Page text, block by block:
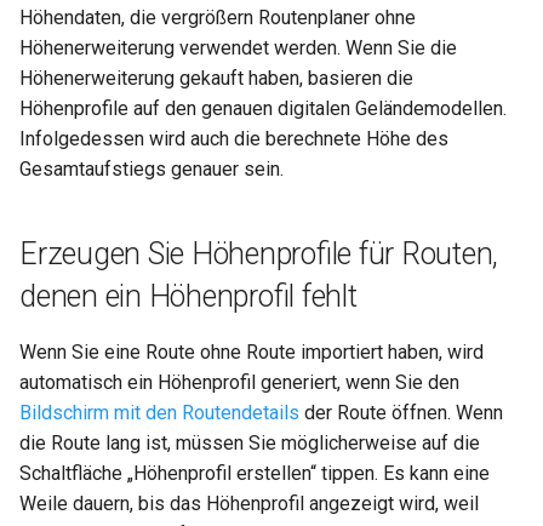
Höhendaten, die vergrößern Routenplaner ohne
Höhenerweiterung verwendet werden. Wenn Sie die
Höhenerweiterung gekauft haben, basieren die
Höhenprofile auf den genauen digitalen Geländemodellen.
Infolgedessen wird auch die berechnete Höhe des
Gesamtaufstiegs genauer sein.
Erzeugen Sie Höhenprofile für Routen,
denen ein Höhenprofil fehlt
Wenn Sie eine Route ohne Route importiert haben, wird
automatisch ein Höhenprofil generiert, wenn Sie den
Bildschirm mit den Routendetails der Route öffnen. Wenn
die Route lang ist, müssen Sie möglicherweise auf die
Schaltfläche „Höhenprofil erstellen“ tippen. Es kann eine
Weile dauern, bis das Höhenprofil angezeigt wird, weil